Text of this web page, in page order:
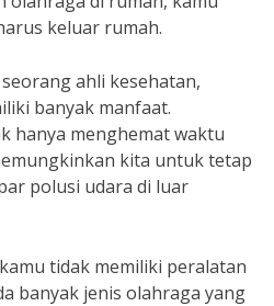
keluar rumah.
ahli kesehatan,
banyak manfaat.
hanya menghemat waktu
kita untuk tetap
polusi udara di luar
tidak memiliki peralatan
banyak jenis olahraga yang